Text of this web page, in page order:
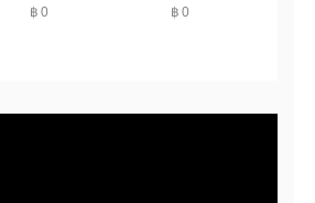
฿ 0 ฿ 0